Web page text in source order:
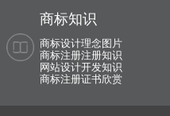
商标知识
商标设计理念图片
商标注册注册知识
网站设计开发知识
商标注册证书欣赏